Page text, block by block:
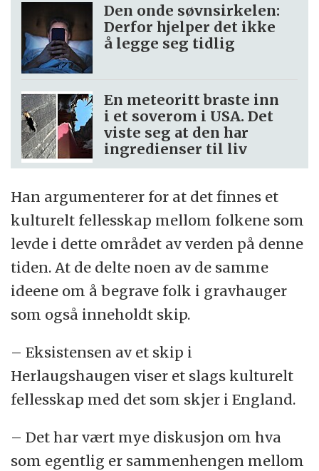
Den onde søvnsirkelen:
Derfor hjelper det ikke
å legge seg tidlig
En meteoritt braste inn
i et soverom i USA. Det
viste seg at den har
ingredienser til liv
Han argumenterer for at det finnes et
kulturelt fellesskap mellom folkene som
levde i dette området av verden på denne
tiden. At de delte noen av de samme
ideene om å begrave folk i gravhauger
som også inneholdt skip.
– Eksistensen av et skip i
Herlaugshaugen viser et slags kulturelt
fellesskap med det som skjer i England.
– Det har vært mye diskusjon om hva
som egentlig er sammenhengen mellom